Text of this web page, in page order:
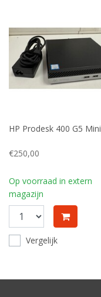
HP Prodesk 400 G5 Mini
€250,00
Op voorraad in extern
magazijn
Vergelijk